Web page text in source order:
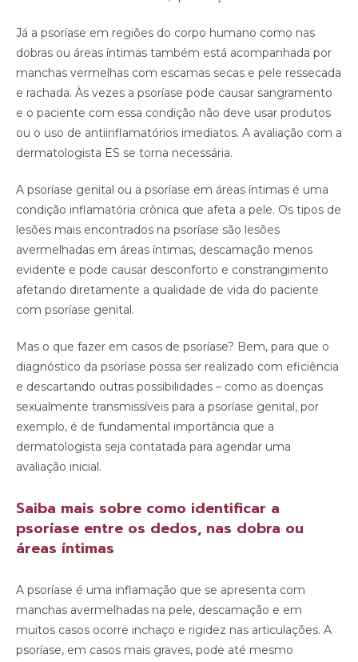
Já a psoríase em regiões do corpo humano como nas
dobras ou áreas íntimas também está acompanhada por
manchas vermelhas com escamas secas e pele ressecada
e rachada. Às vezes a psoríase pode causar sangramento
e o paciente com essa condição não deve usar produtos
ou o uso de antiinflamatórios imediatos. A avaliação com a
dermatologista ES se torna necessária.
A psoríase genital ou a psoríase em áreas íntimas é uma
condição inflamatória crônica que afeta a pele. Os tipos de
lesões mais encontrados na psoríase são lesões
avermelhadas em áreas íntimas, descamação menos
evidente e pode causar desconforto e constrangimento
afetando diretamente a qualidade de vida do paciente
com psoríase genital.
Mas o que fazer em casos de psoríase? Bem, para que o
diagnóstico da psoríase possa ser realizado com eficiência
e descartando outras possibilidades – como as doenças
sexualmente transmissíveis para a psoríase genital, por
exemplo, é de fundamental importância que a
dermatologista seja contatada para agendar uma
avaliação inicial.
Saiba mais sobre como identificar a
psoríase entre os dedos, nas dobra ou
áreas íntimas
A psoríase é uma inflamação que se apresenta com
manchas avermelhadas na pele, descamação e em
muitos casos ocorre inchaço e rigidez nas articulações. A
psoríase, em casos mais graves, pode até mesmo